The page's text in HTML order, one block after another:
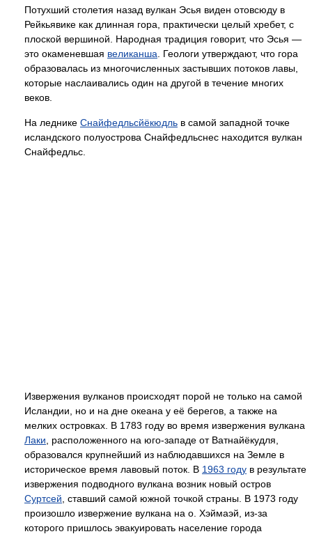
Потухший столетия назад вулкан Эсья виден отовсюду в
Рейкьявике как длинная гора, практически целый хребет, с
плоской вершиной. Народная традиция говорит, что Эсья —
это окаменевшая великанша . Геологи утверждают, что гора
образовалась из многочисленных застывших потоков лавы,
которые наслаивались один на другой в течение многих
веков.
На леднике Снайфедльсйёкюдль в самой западной точке
исландского полуострова Снайфедльснес находится вулкан
Снайфедльс.
Извержения вулканов происходят порой не только на самой
Исландии, но и на дне океана у её берегов, а также на
мелких островках. В 1783 году во время извержения вулкана
Лаки , расположенного на юго-западе от Ватнайёкудля,
образовался крупнейший из наблюдавшихся на Земле в
историческое время лавовый поток. В 1963 году в результате
извержения подводного вулкана возник новый остров
Суртсей , ставший самой южной точкой страны. В 1973 году
произошло извержение вулкана на о. Хэймаэй, из-за
которого пришлось эвакуировать население города